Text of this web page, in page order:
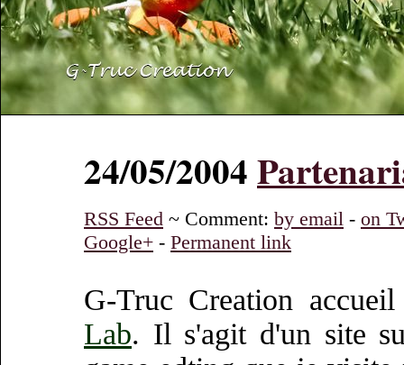
24/05/2004
RSS Feed ~ Comment: by email - on
Google+ - Permanent link
G-Truc Creation
Lab. Il s'agit d'un site